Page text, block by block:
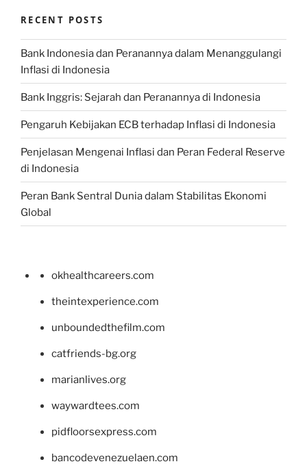
RECENT POSTS
Bank Indonesia dan Peranannya dalam Menanggulangi
Inflasi di Indonesia
Bank Inggris: Sejarah dan Peranannya di Indonesia
Pengaruh Kebijakan ECB terhadap Inflasi di Indonesia
Penjelasan Mengenai Inflasi dan Peran Federal Reserve
di Indonesia
Peran Bank Sentral Dunia dalam Stabilitas Ekonomi
Global
okhealthcareers.com
theintexperience.com
unboundedthefilm.com
catfriends-bg.org
marianlives.org
waywardtees.com
pidfloorsexpress.com
bancodevenezuelaen.com